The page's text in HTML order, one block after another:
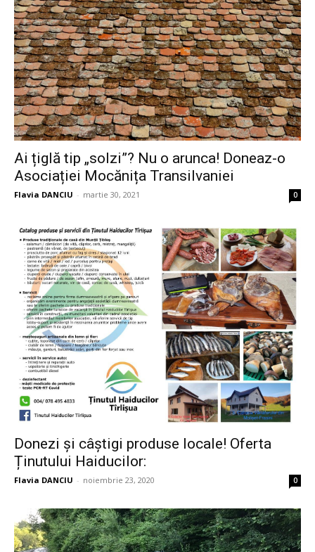
Ai țiglă tip „solzi”? Nu o arunca! Doneaz-o
Asociației Mocănița Transilvaniei
Flavia DANCIU - martie 30, 2021 0
Donezi și câștigi produse locale! Oferta
Ținutului Haiducilor:
Flavia DANCIU - noiembrie 23, 2020 0